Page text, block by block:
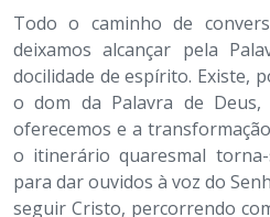
Todo o caminho de
deixamos alcançar pela
docilidade de espírito. Existe,
o dom da Palavra de
oferecemos e a
o itinerário quaresmal
para dar ouvidos à voz do
seguir Cristo, percorrendo